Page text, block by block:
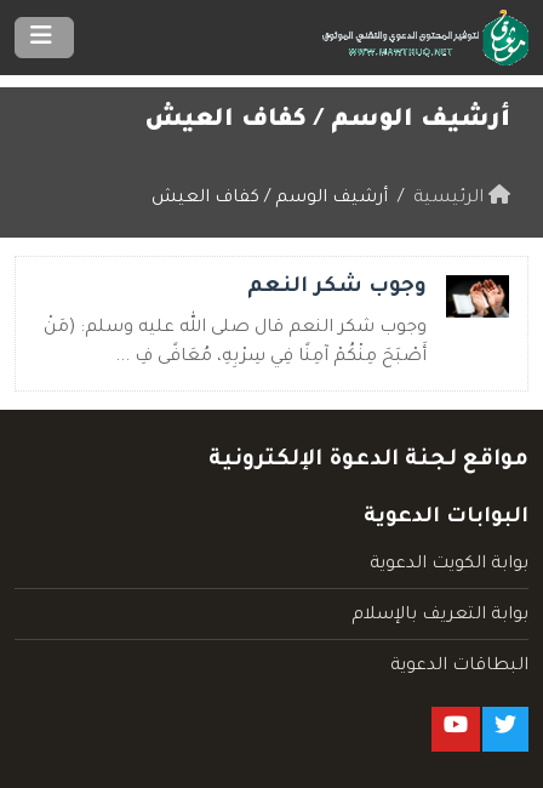
أرشيف الوسم / كفاف العيش
الرئيسية أرشيف الوسم / كفاف العيش
وجوب شكر النعم
وجوب شكر النعم قال صلى الله عليه وسلم: (مَنْ
أَصْبَحَ مِنْكُمْ آمِنًا فِي سِرْبِهِ، مُعَافًى فِ ...
مواقع لجنة الدعوة الإلكترونية
البوابات الدعوية
بوابة الكويت الدعوية
بوابة التعريف بالإسلام
البطاقات الدعوية